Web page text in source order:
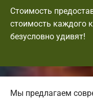
Стоимость
стоимость каждого
безусловно удивят!
Мы предлагаем